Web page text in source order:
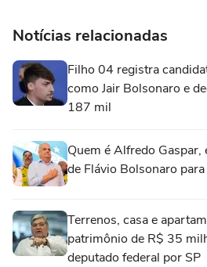
Notícias relacionadas
Filho 04 registra
como Jair Bolsonaro e
187 mil
Quem é Alfredo
de Flávio Bolsonaro
Terrenos, casa e
patrimônio de R$ 35
deputado federal por SP